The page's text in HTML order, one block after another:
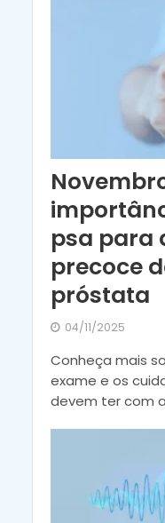
psa para
precoce
próstata
04/11/2025
Conheça mais
exame e os
devem ter com